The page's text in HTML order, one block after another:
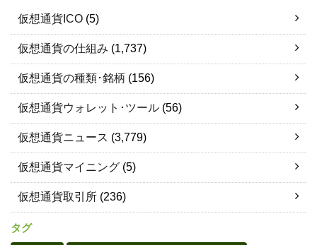
仮想通貨ICO (5)
仮想通貨の仕組み (1,737)
仮想通貨の種類･銘柄 (156)
仮想通貨ウォレット･ツール (56)
仮想通貨ニュース (3,779)
仮想通貨マイニング (5)
仮想通貨取引所 (236)
タグ